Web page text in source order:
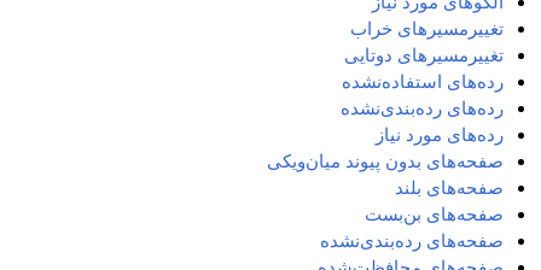
تغییرمسیرهای خراب
تغییرمسیرهای دوتایی
رده‌های استفاده‌نشده
رده‌های رده‌بندی‌نشده
رده‌های مورد نیاز
صفحه‌های بدون پیوند میان‌ویکی
صفحه‌های بلند
صفحه‌های بن‌بست
صفحه‌های رده‌بندی‌نشده